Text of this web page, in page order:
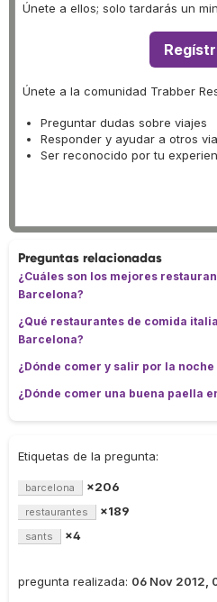
Únete a ellos; solo tardarás un
Únete a la comunidad Trabber
Preguntar dudas sobre viajes
Responder y ayudar a otros
Ser reconocido por tu
Preguntas relacionadas
¿Cuáles son los mejores
Barcelona?
¿Qué restaurantes de comida
Barcelona?
¿Dónde comer y salir por la
¿Dónde comer una buena paella
Etiquetas de la pregunta:
barcelona ×206
restaurantes ×189
sants ×4
pregunta realizada: 06 Nov 2012,